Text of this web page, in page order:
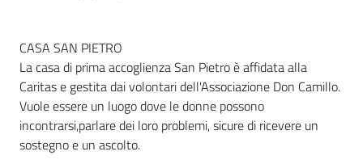
CASA SAN PIETRO
La casa di prima accoglienza San Pietro è affidata alla
Caritas e gestita dai volontari dell'Associazione Don Camillo.
Vuole essere un luogo dove le donne possono
incontrarsi,parlare dei loro problemi, sicure di ricevere un
sostegno e un ascolto.